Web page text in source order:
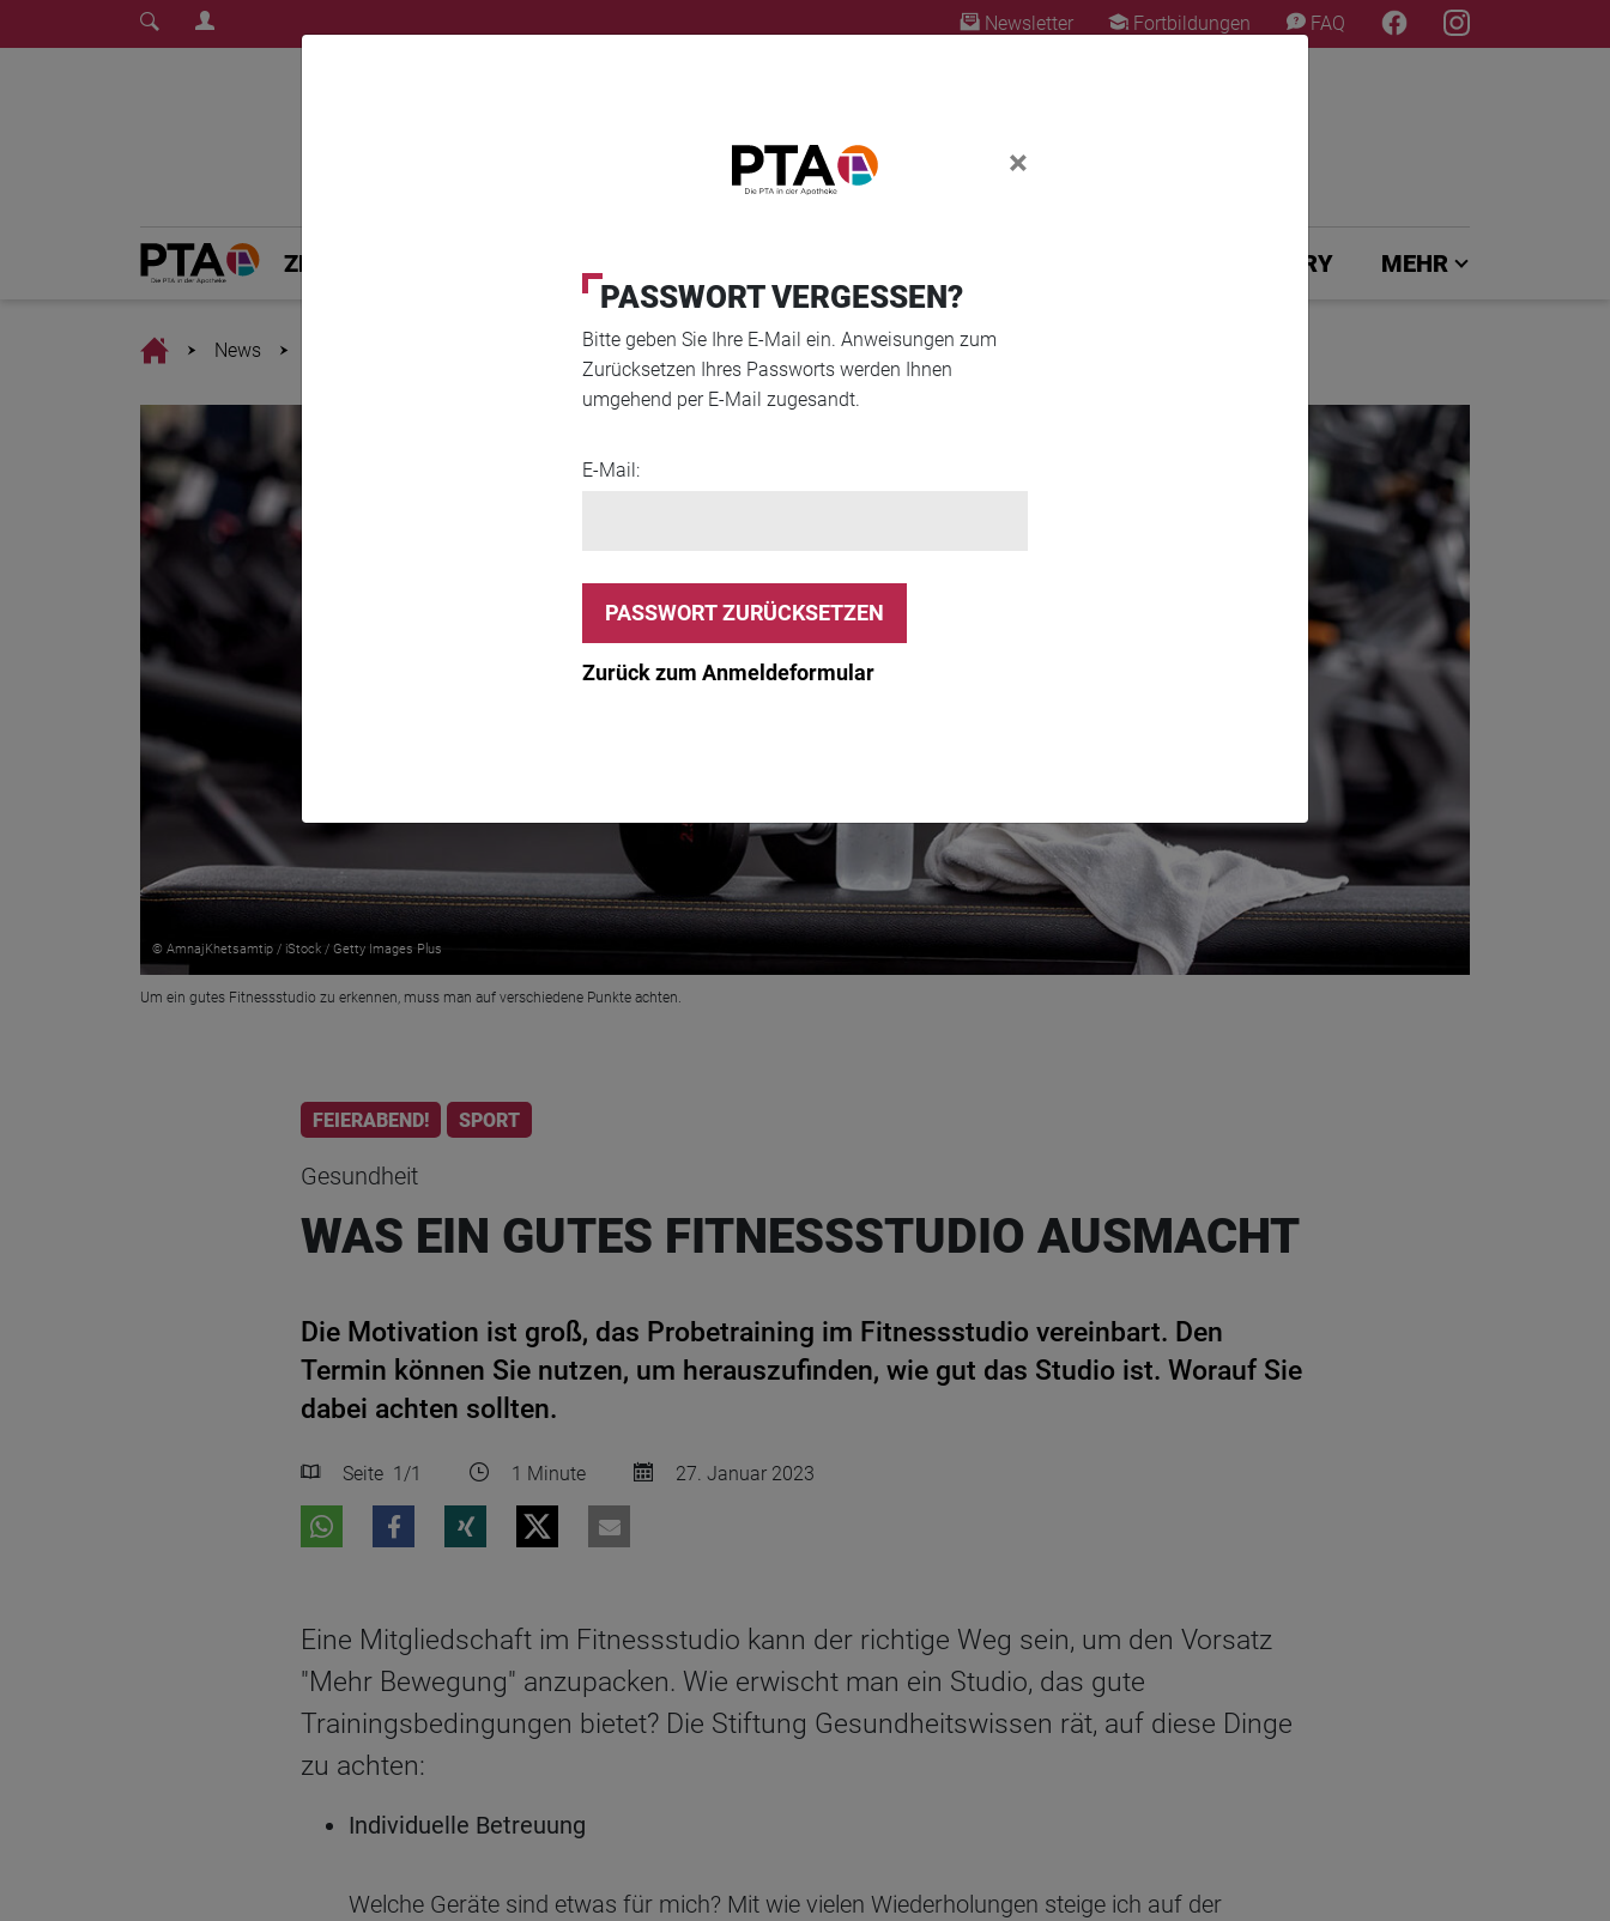
Login Menu Newsletter Fortbildungen FAQ
Home
ZEITSCHRIFT EXPERTENJURY MEHR
HomeNews Was ein gutes Fitnessstudio ausmacht
×
PASSWORT VERGESSEN?
Bitte geben Sie Ihre E-Mail ein. Anweisungen zum
Zurücksetzen Ihres Passworts werden Ihnen
umgehend per E-Mail zugesandt.
E-Mail:
Zurück zum Anmeldeformular
© AmnajKhetsamtip / iStock / Getty Images Plus
Um ein gutes Fitnessstudio zu erkennen, muss man auf verschiedene Punkte achten.
FEIERABEND! SPORT
Gesundheit
WAS EIN GUTES FITNESSSTUDIO AUSMACHT
Die Motivation ist groß, das Probetraining im Fitnessstudio vereinbart. Den
Termin können Sie nutzen, um herauszufinden, wie gut das Studio ist. Worauf Sie
dabei achten sollten.
Seite 1 /1 1 Minute 27. Januar 2023
Eine Mitgliedschaft im Fitnessstudio kann der richtige Weg sein, um den Vorsatz
"Mehr Bewegung" anzupacken. Wie erwischt man ein Studio, das gute
Trainingsbedingungen bietet? Die Stiftung Gesundheitswissen rät, auf diese Dinge
zu achten:
Individuelle Betreuung
Welche Geräte sind etwas für mich? Mit wie vielen Wiederholungen steige ich auf der
×